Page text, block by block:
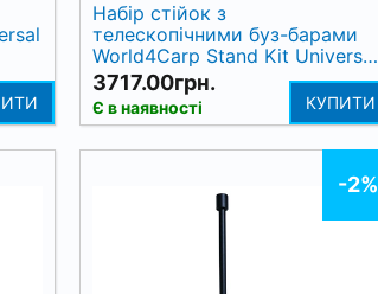
Набір стійок з
телескопічними буз-барами
World4Carp Stand Kit Universal
MAX 2
3717.00грн.
Є в наявності КУПИТИ
-2%